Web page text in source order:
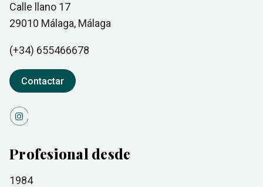
Calle llano 17
29010 Málaga, Málaga
(+34) 655466678
Contactar
Profesional desde
1984